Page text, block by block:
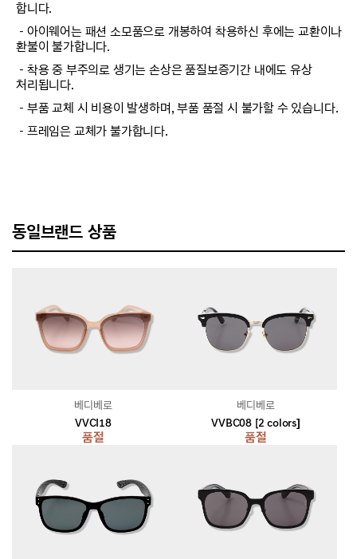
합니다.
－아이웨어는 패션 소모품으로 개봉하여 착용하신 후에는 교환이나
환불이 불가합니다.
－착용 중 부주의로 생기는 손상은 품질보증기간 내에도 유상
처리됩니다.
－부품 교체 시 비용이 발생하며, 부품 품절 시 불가할 수 있습니다.
－프레임은 교체가 불가합니다.
동일브랜드 상품
VVCI18
품절
베디베로
VVBC08 [2 colors]
품절
베디베로